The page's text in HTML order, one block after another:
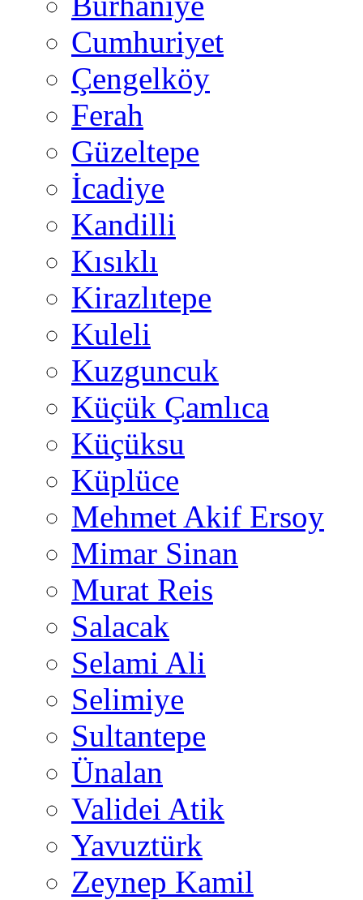
Cumhuriyet
Çengelköy
Ferah
Güzeltepe
İcadiye
Kandilli
Kısıklı
Kirazlıtepe
Kuleli
Kuzguncuk
Küçük Çamlıca
Küçüksu
Küplüce
Mehmet Akif Ersoy
Mimar Sinan
Murat Reis
Salacak
Selami Ali
Selimiye
Sultantepe
Ünalan
Validei Atik
Yavuztürk
Zeynep Kamil